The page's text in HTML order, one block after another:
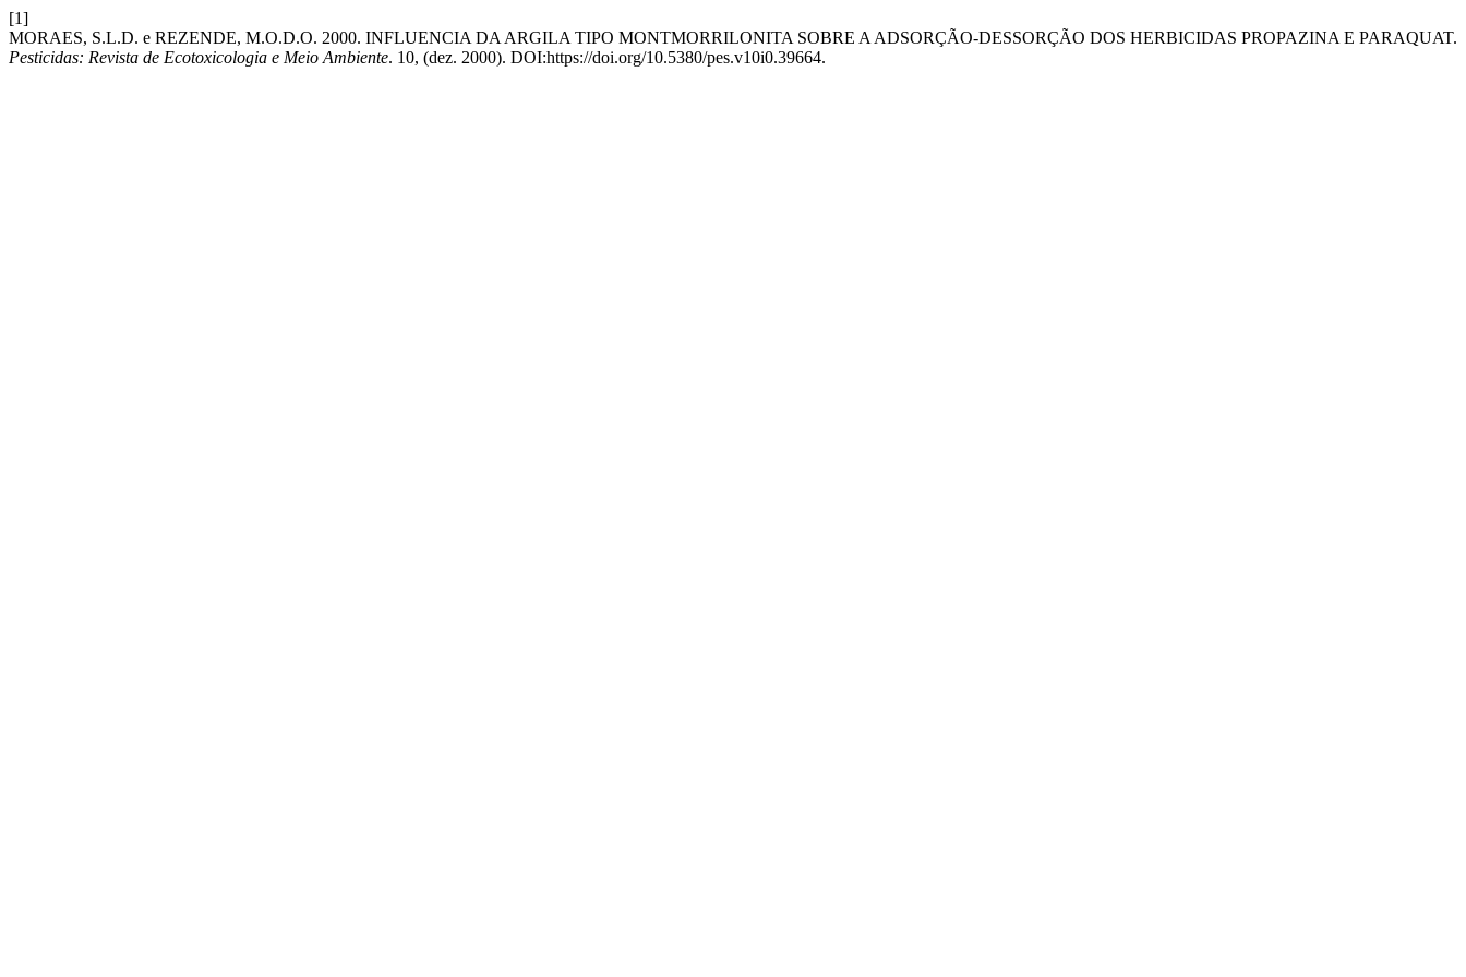
[1]
MORAES, S.L.D. e REZENDE, M.O.D.O. 2000. INFLUENCIA DA ARGILA TIPO MONTMORRILONITA SOBRE A ADSORÇÃO-DESSORÇÃO DOS HERBICIDAS PROPAZINA E PARAQUAT.
Pesticidas: Revista de Ecotoxicologia e Meio Ambiente. 10, (dez. 2000). DOI:https://doi.org/10.5380/pes.v10i0.39664.